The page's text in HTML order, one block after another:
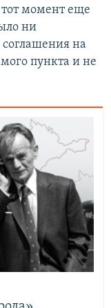
момент еще
ни
соглашения на
пункта и не